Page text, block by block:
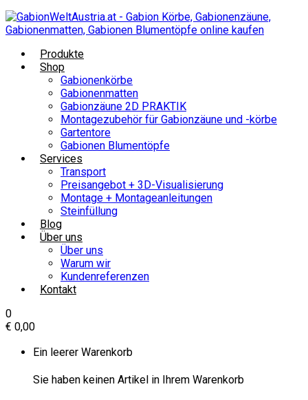
Produkte
Shop
Gabionenkörbe
Gabionenmatten
Gabionzäune 2D PRAKTIK
Montagezubehör für Gabionzäune und -körbe
Gartentore
Gabionen Blumentöpfe
Services
Transport
Preisangebot + 3D-Visualisierung
Montage + Montageanleitungen
Steinfüllung
Blog
Über uns
Über uns
Warum wir
Kundenreferenzen
Kontakt
0
€ 0,00
Ein leerer Warenkorb
Sie haben keinen Artikel in Ihrem Warenkorb